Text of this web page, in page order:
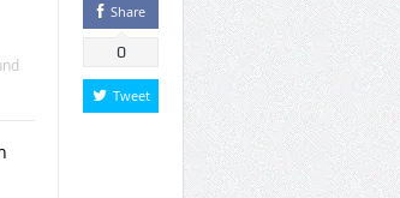
Share
0
Tweet